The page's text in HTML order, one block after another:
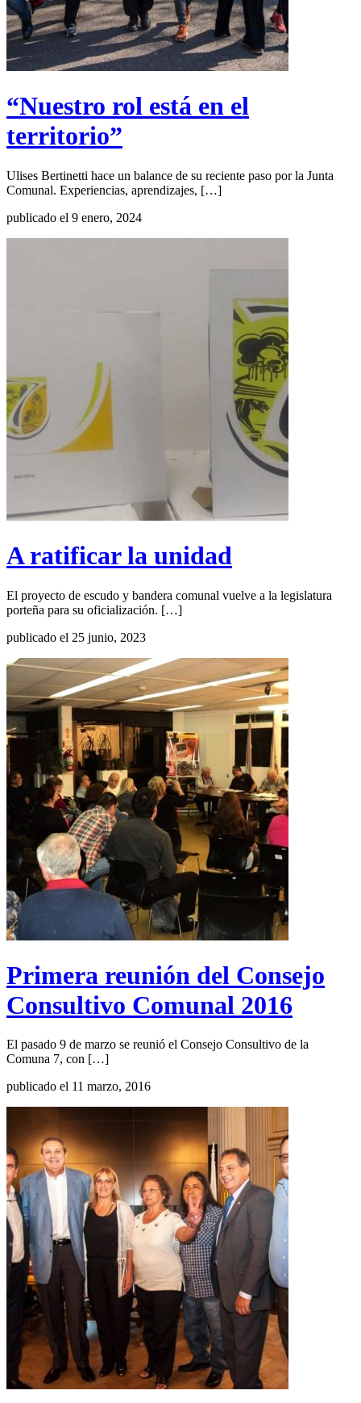
“Nuestro rol está en el
territorio”
Ulises Bertinetti hace un balance de su reciente paso por la Junta
Comunal. Experiencias, aprendizajes, […]
publicado el 9 enero, 2024
A ratificar la unidad
El proyecto de escudo y bandera comunal vuelve a la legislatura
porteña para su oficialización. […]
publicado el 25 junio, 2023
Primera reunión del Consejo
Consultivo Comunal 2016
El pasado 9 de marzo se reunió el Consejo Consultivo de la
Comuna 7, con […]
publicado el 11 marzo, 2016